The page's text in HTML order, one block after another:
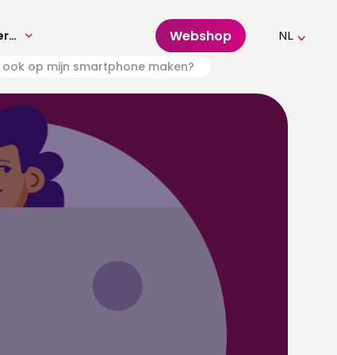
Volwassenenonderwijs Webshop NL
op mijn smartphone maken?